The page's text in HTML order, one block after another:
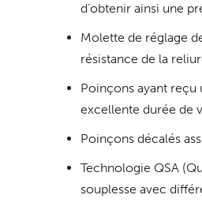
d’obtenir ainsi une
Molette de réglage
résistance de la
Poinçons ayant
excellente durée de
Poinçons décalés
Technologie QSA
souplesse avec